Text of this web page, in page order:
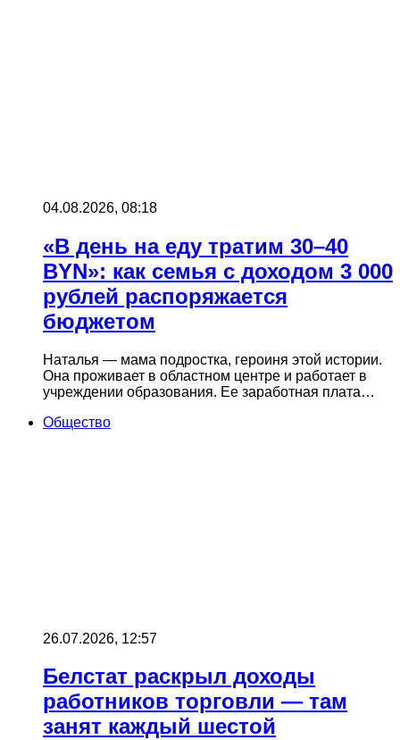
04.08.2026, 08:18
«В день на еду тратим 30–40
BYN»: как семья с доходом 3 000
рублей распоряжается
бюджетом
Наталья — мама подростка, героиня этой истории.
Она проживает в областном центре и работает в
учреждении образования. Ее заработная плата…
Общество
26.07.2026, 12:57
Белстат раскрыл доходы
работников торговли — там
занят каждый шестой